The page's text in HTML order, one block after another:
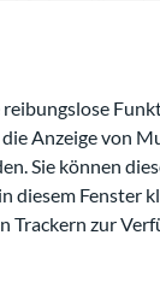
aller
ETF-
für ein
nicht
künftige
Anzeige von
Sie können
diesem Fenster
zur